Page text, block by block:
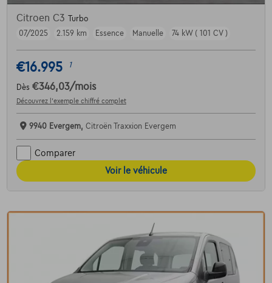
Citroen C3
Turbo
07/2025
2.159 km Essence Manuelle 74 kW ( 101 CV )
€16.995 1
Dès €346,03/mois
Découvrez l’exemple chiffré complet
9940 Evergem, Citroën Traxxion Evergem
Comparer
Voir le véhicule